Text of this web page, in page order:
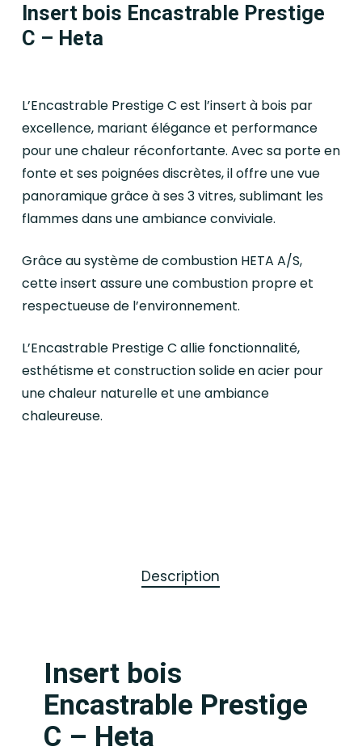
Insert bois Encastrable Prestige
C – Heta
L’Encastrable Prestige C est l’insert à bois par
excellence, mariant élégance et performance
pour une chaleur réconfortante. Avec sa porte en
fonte et ses poignées discrètes, il offre une vue
panoramique grâce à ses 3 vitres, sublimant les
flammes dans une ambiance conviviale.
Grâce au système de combustion HETA A/S,
cette insert assure une combustion propre et
respectueuse de l’environnement.
L’Encastrable Prestige C allie fonctionnalité,
esthétisme et construction solide en acier pour
une chaleur naturelle et une ambiance
chaleureuse.
Description
Insert bois
Encastrable Prestige
C – Heta